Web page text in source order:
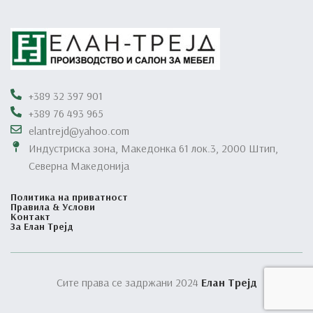
+389 32 397 901
+389 76 493 965
elantrejd@yahoo.com
Индустриска зона, Македонка 61 лок.3, 2000 Штип,
Северна Македонија
Политика на приватност
Правила & Услови
Контакт
За Елан Трејд
Сите права се задржани 2024 Елан Трејд